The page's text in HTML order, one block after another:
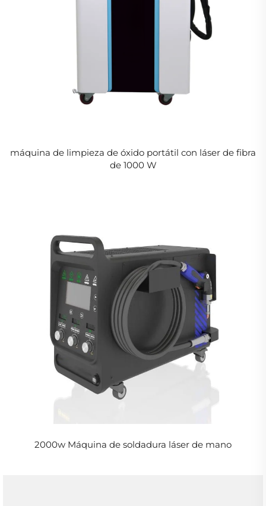
máquina de limpieza de óxido portátil con láser de fibra
de 1000 W
2000w Máquina de soldadura láser de mano